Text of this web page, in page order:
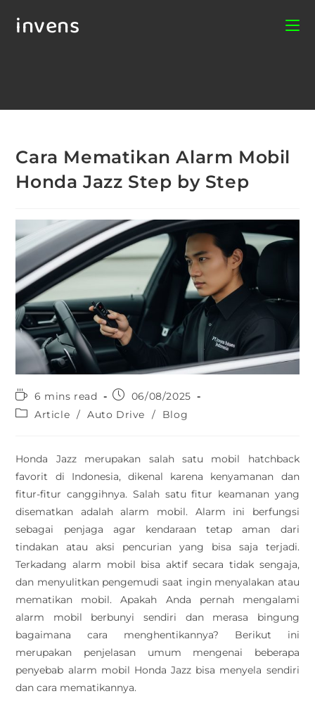
invens
Cara Mematikan Alarm Mobil
Honda Jazz Step by Step
6 mins read
06/08/2025
Article / Auto Drive / Blog
Honda Jazz merupakan salah satu mobil hatchback
favorit di Indonesia, dikenal karena kenyamanan dan
fitur-fitur canggihnya. Salah satu fitur keamanan yang
disematkan adalah alarm mobil. Alarm ini berfungsi
sebagai penjaga agar kendaraan tetap aman dari
tindakan atau aksi pencurian yang bisa saja terjadi.
Terkadang alarm mobil bisa aktif secara tidak sengaja,
dan menyulitkan pengemudi saat ingin menyalakan atau
mematikan mobil. Apakah Anda pernah mengalami
alarm mobil berbunyi sendiri dan merasa bingung
bagaimana cara menghentikannya? Berikut ini
merupakan penjelasan umum mengenai beberapa
penyebab alarm mobil Honda Jazz bisa menyela sendiri
dan cara mematikannya.